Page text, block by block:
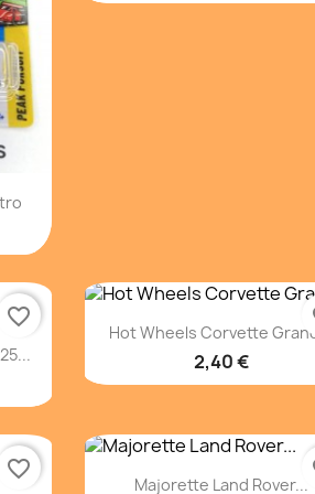
favorite_border Vista rápida
Hot Wheels Corvette
2,40 €
favorite_border Vista rápida
Majorette Land Rover...